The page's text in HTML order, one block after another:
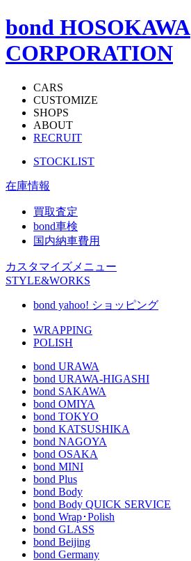
bond HOSOKAWA
CORPORATION
CARS
CUSTOMIZE
SHOPS
ABOUT
RECRUIT
STOCKLIST
在庫情報
買取査定
bond車検
国内納車費用
カスタマイズメニュー
STYLE&WORKS
bond yahoo! ショッピング
WRAPPING
POLISH
bond URAWA
bond URAWA-HIGASHI
bond SAKAWA
bond OMIYA
bond TOKYO
bond KATSUSHIKA
bond NAGOYA
bond OSAKA
bond MINI
bond Plus
bond Body
bond Body QUICK SERVICE
bond Wrap･Polish
bond GLASS
bond Beijing
bond Germany